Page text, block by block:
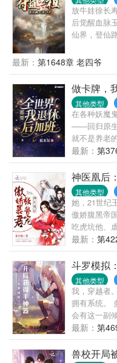
放牛娃徐长
后觉醒血脉
仙界，登仙
最新： 第1648章 老四爷
做卡牌，
其他类型
在各种妖魔
——回归原生
就不是养老
变异，各种
的死者，从
吗心好累啊...
最新： 第
神医凰后
其他类型
她，21世纪
傲娇腹黑帝
吃虎坑他、
就忍不了！
心，谁知最
年，凤舞江
情追逐战，
最新： 第
斗罗模拟
其他类型
我，穿越者
拥有系统。
会有这一副
喊）
最新： 第
兽校开局